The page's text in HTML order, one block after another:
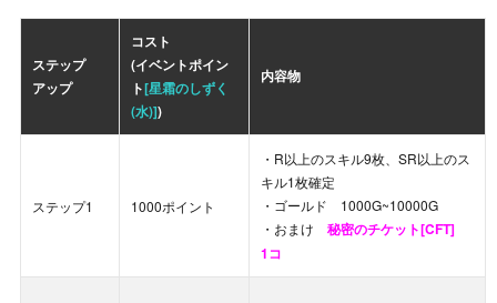
ステップ
アップ
コスト
(イベントポイン
ト[星霜のしずく
(水)])
内容物
ステップ1 1000ポイント
・R以上のスキル9枚、SR以上のス
キル1枚確定
・ゴールド 1000G~10000G
・おまけ 秘密のチケット[CFT]
1コ